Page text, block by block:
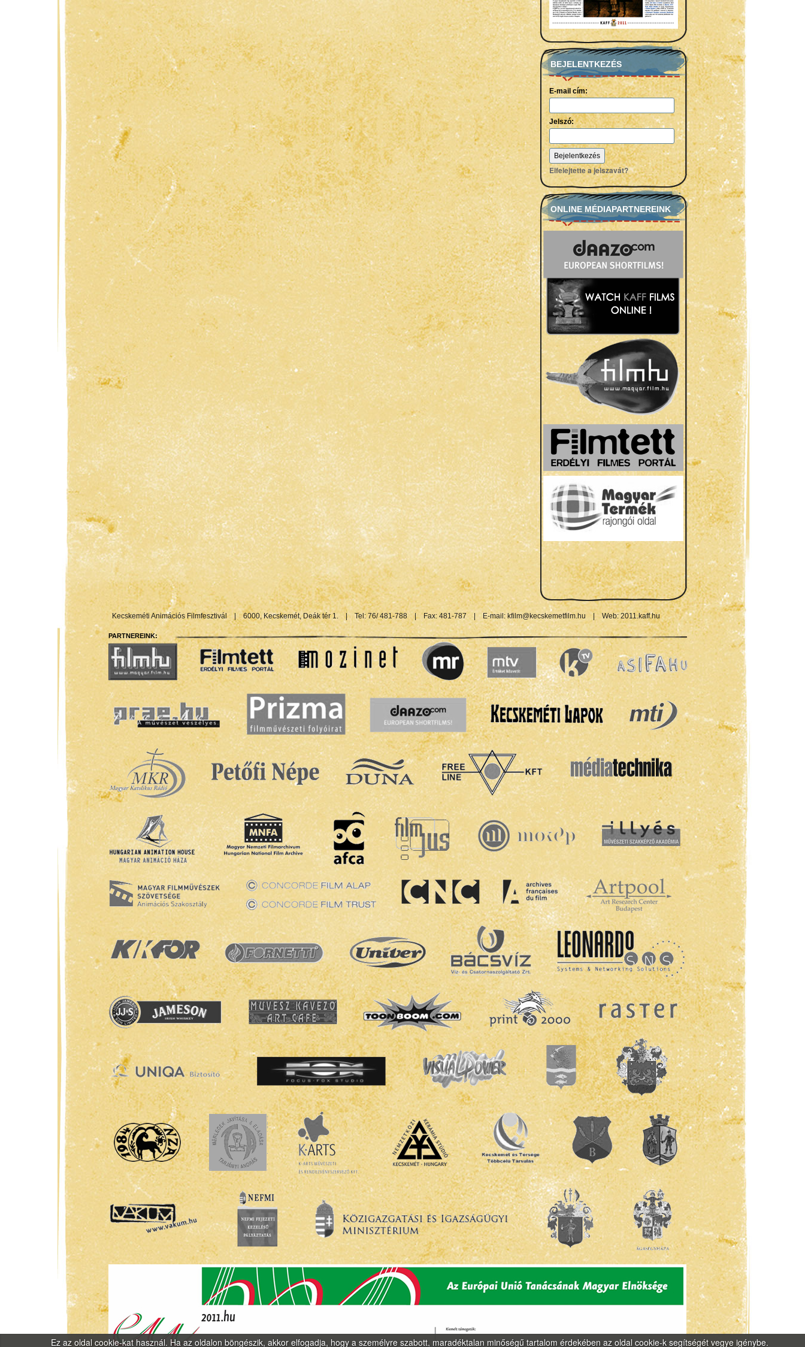
BEJELENTKEZÉS
E-mail cím:
Jelszó:
Elfelejtette a jelszavát?
ONLINE MÉDIAPARTNEREINK
Kecskeméti Animációs Filmfesztivál | 6000, Kecskemét, Deák tér 1. | Tel: 76/ 481-788 | Fax: 481-787 | E-mail:kfilm@kecskemetfilm.hu Web: 2011.kaff.hu
PARTNEREINK:
Ez az oldal cookie-kat használ. Ha az oldalon böngészik, akkor elfogadja, hogy a személyre szabott, maradéktalan minőségű tartalom érdekében az oldal cookie-k segítségét vegye igénybe.